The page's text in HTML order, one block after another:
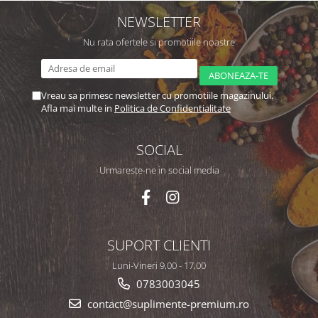
NEWSLETTER
Nu rata ofertele si promotiile noastre
Vreau sa primesc newsletter cu promotiile magazinului.
Afla mai multe in Politica de Confidentialitate
SOCIAL
Urmareste-ne in social media
SUPORT CLIENTI
Luni-Vineri 9,00 - 17,00
0783003045
contact@suplimente-premium.ro